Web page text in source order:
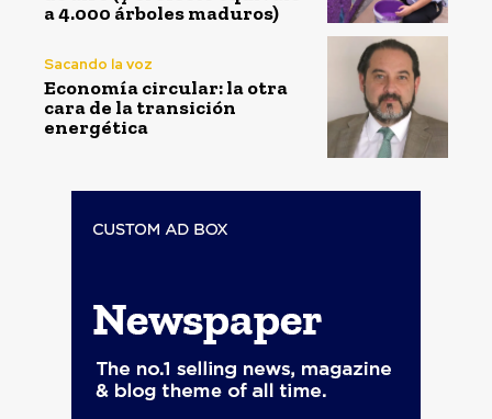
a 4.000 árboles maduros)
Sacando la voz
Economía circular: la otra
cara de la transición
energética